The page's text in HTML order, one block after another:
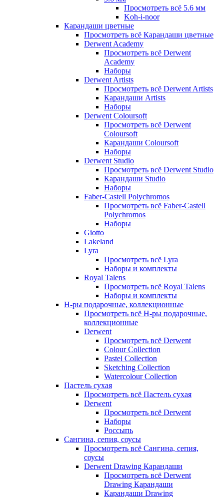
Просмотреть всё 5.6 мм
Koh-i-noor
Карандаши цветные
Просмотреть всё Карандаши цветные
Derwent Academy
Просмотреть всё Derwent
Academy
Наборы
Derwent Artists
Просмотреть всё Derwent Artists
Карандаши Artists
Наборы
Derwent Coloursoft
Просмотреть всё Derwent
Coloursoft
Карандаши Coloursoft
Наборы
Derwent Studio
Просмотреть всё Derwent Studio
Карандаши Studio
Наборы
Faber-Castell Polychromos
Просмотреть всё Faber-Castell
Polychromos
Наборы
Giotto
Lakeland
Lyra
Просмотреть всё Lyra
Наборы и комплекты
Royal Talens
Просмотреть всё Royal Talens
Наборы и комплекты
Н-ры подарочные, коллекционные
Просмотреть всё Н-ры подарочные,
коллекционные
Derwent
Просмотреть всё Derwent
Colour Collection
Pastel Collection
Sketching Collection
Watercolour Collection
Пастель сухая
Просмотреть всё Пастель сухая
Derwent
Просмотреть всё Derwent
Наборы
Россыпь
Сангина, сепия, соусы
Просмотреть всё Сангина, сепия,
соусы
Derwent Drawing Карандаши
Просмотреть всё Derwent
Drawing Карандаши
Карандаши Drawing